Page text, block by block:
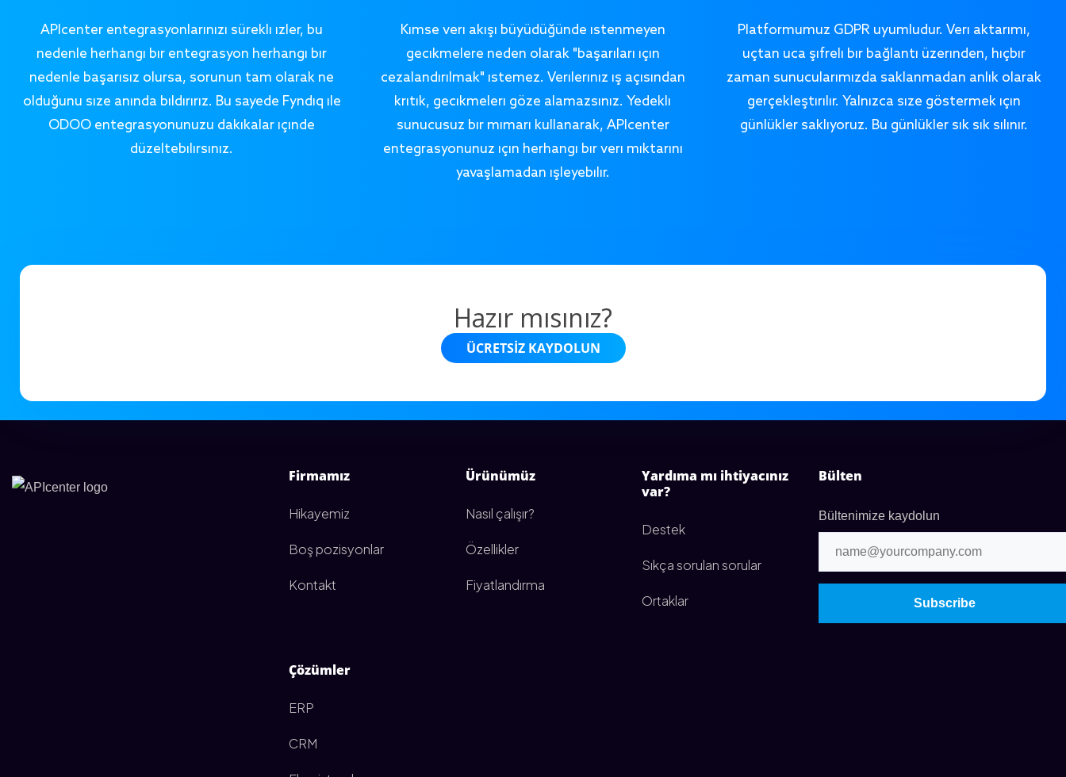
APIcenter entegrasyonlarınızı sürekli izler, bu
nedenle herhangi bir entegrasyon herhangi bir
nedenle başarısız olursa, sorunun tam olarak ne
olduğunu size anında bildiririz. Bu sayede Fyndiq ile
ODOO entegrasyonunuzu dakikalar içinde
düzeltebilirsiniz.
Kimse veri akışı büyüdüğünde istenmeyen
gecikmelere neden olarak "başarıları için
cezalandırılmak" istemez. Verileriniz iş açısından
kritik, gecikmeleri göze alamazsınız. Yedekli
sunucusuz bir mimari kullanarak, APIcenter
entegrasyonunuz için herhangi bir veri miktarını
yavaşlamadan işleyebilir.
Platformumuz GDPR uyumludur. Veri aktarımı,
uçtan uca şifreli bir bağlantı üzerinden, hiçbir
zaman sunucularımızda saklanmadan anlık olarak
gerçekleştirilir. Yalnızca size göstermek için
günlükler saklıyoruz. Bu günlükler sık sık silinir.
Hazır mısınız?
ÜCRETSIZ KAYDOLUN
Firmamız
Hikayemiz
Boş pozisyonlar
Kontakt
Çözümler
ERP
CRM
Ürünümüz
Nasıl çalışır?
Özellikler
Fiyatlandırma
Yardıma mı ihtiyacınız
var?
Destek
Sıkça sorulan sorular
Ortaklar
Bülten
Bültenimize kaydolun